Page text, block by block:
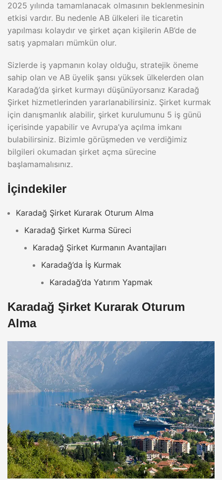
2025 yılında tamamlanacak olmasının beklenmesinin
etkisi vardır. Bu nedenle AB ülkeleri ile ticaretin
yapılması kolaydır ve şirket açan kişilerin AB’de de
satış yapmaları mümkün olur.
Sizlerde iş yapmanın kolay olduğu, stratejik öneme
sahip olan ve AB üyelik şansı yüksek ülkelerden olan
Karadağ’da şirket kurmayı düşünüyorsanız Karadağ
Şirket hizmetlerinden yararlanabilirsiniz. Şirket kurmak
için danışmanlık alabilir, şirket kurulumunu 5 iş günü
içerisinde yapabilir ve Avrupa’ya açılma imkanı
bulabilirsiniz. Bizimle görüşmeden ve verdiğimiz
bilgileri okumadan şirket açma sürecine
başlamamalısınız.
İçindekiler
Karadağ Şirket Kurarak Oturum Alma
Karadağ Şirket Kurma Süreci
Karadağ Şirket Kurmanın Avantajları
Karadağ’da İş Kurmak
Karadağ’da Yatırım Yapmak
Karadağ Şirket Kurarak Oturum
Alma